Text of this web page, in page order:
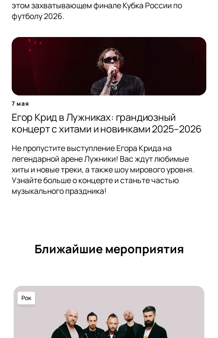
этом захватывающем финале Кубка России по
футболу 2026.
7 мая
Егор Крид в Лужниках: грандиозный
концерт с хитами и новинками 2025–2026
Не пропустите выступление Егора Крида на
легендарной арене Лужники! Вас ждут любимые
хиты и новые треки, а также шоу мирового уровня.
Узнайте больше о концерте и станьте частью
музыкального праздника!
Ближайшие мероприятия
Рок